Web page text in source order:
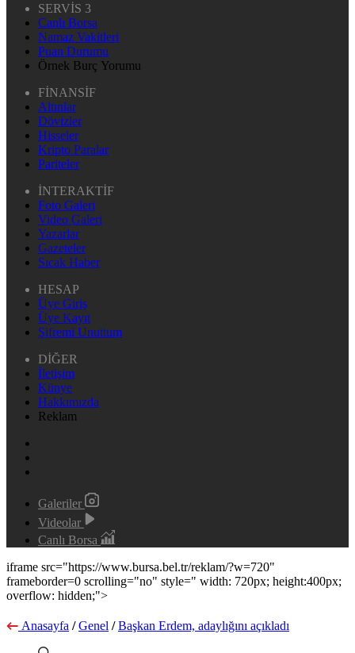
SERVİS 3
Canlı Borsa
Namaz Vakitleri
Puan Durumu
Örnek Burç Yorumu
FİNANSİF
Altınlar
Dövizler
Hisseler
Kripto Paralar
Pariteler
İNTERAKTİF
Foto Galeri
Video Galeri
Yazarlar
Gazeteler
Sıcak Haber
HESAP
Üye Giriş
Üye Kayıt
Şifremi Unuttum
DİĞER
İletişim
Künye
Hakkımızda
Reklam
Galeriler
Videolar
Canlı Borsa
iframe src="https://www.bursa.bel.tr/reklam/?w=720"
frameborder=0 scrolling="no" style=" width: 720px; height:400px;
overflow: hidden;">
Anasayfa / Genel / Başkan Erdem, adaylığını açıkladı